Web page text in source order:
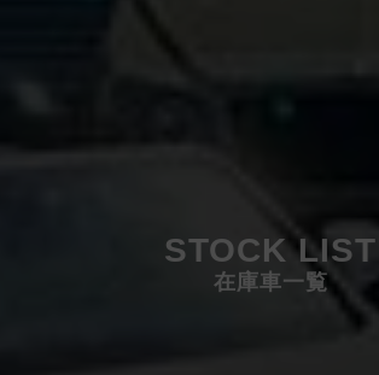
STOCK LIST
在庫車一覧